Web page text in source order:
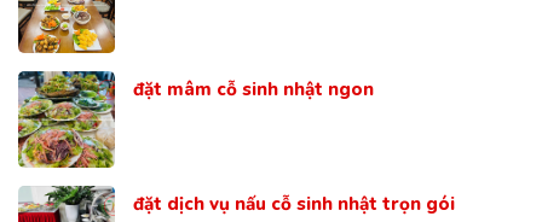
đặt mâm cỗ sinh nhật ngon
đặt dịch vụ nấu cỗ sinh nhật trọn gói